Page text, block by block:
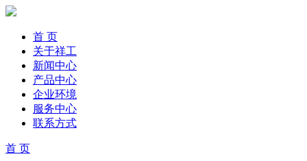
首 页
关于祥工
新闻中心
产品中心
企业环境
服务中心
联系方式
首 页